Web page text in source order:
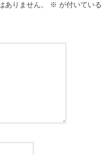
ありません。 ※ が付いている